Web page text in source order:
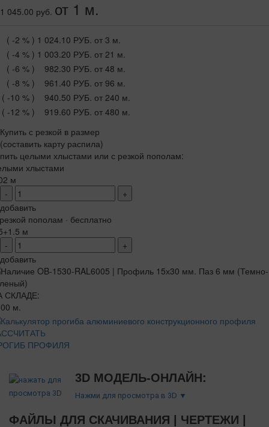
1 045.00 руб. от 1 м.
( -2 % ) 1 024.10 РУБ. от 3 м.
( -4 % ) 1 003.20 РУБ. от 21 м.
( -6 % )
982.30 РУБ. от 48 м.
( -8 % )
961.40 РУБ. от 96 м.
( -10 % )
940.50 РУБ. от 240 м.
( -12 % )
919.60 РУБ. от 480 м.
Купить с резкой в размер
(составить карту распила)
целыми хлыстами или с резкой пополам:
хлыстами
м
-
+
добавить
пополам · бесплатно
м
-
+
добавить
СКЛАДЕ:
м.
ПРОФИЛЯ
3D МОДЕЛЬ-ОНЛАЙН:
Нажми для просмотра в 3D ▼
ФАЙЛЫ ДЛЯ СКАЧИВАНИЯ | ЧЕРТЕЖИ |